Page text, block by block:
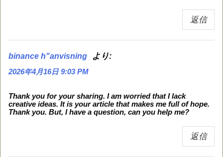
返信
binance h"anvisning より:
2026年4月16日 9:03 PM
Thank you for your sharing. I am worried that I lack
creative ideas. It is your article that makes me full of hope.
Thank you. But, I have a question, can you help me?
返信